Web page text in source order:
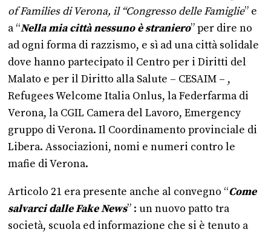
of Families di Verona, il “Congresso delle Famiglie” e
a “Nella mia città nessuno è straniero” per dire no
ad ogni forma di razzismo, e sì ad una città solidale
dove hanno partecipato il Centro per i Diritti del
Malato e per il Diritto alla Salute – CESAIM – ,
Refugees Welcome Italia Onlus, la Federfarma di
Verona, la CGIL Camera del Lavoro, Emergency
gruppo di Verona. Il Coordinamento provinciale di
Libera. Associazioni, nomi e numeri contro le
mafie di Verona.
Articolo 21 era presente anche al convegno “Come
salvarci dalle Fake News” : un nuovo patto tra
società, scuola ed informazione che si è tenuto a